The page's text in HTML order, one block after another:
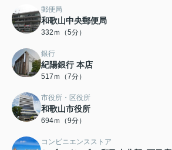
郵便局
和歌山中央郵便局
332ｍ（5分）
銀行
紀陽銀行 本店
517ｍ（7分）
市役所・区役所
和歌山市役所
694ｍ（9分）
コンビニエンスストア